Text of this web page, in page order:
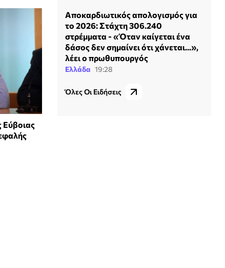
Εύβοιας
Αποκαρδιωτικός απολογισμός για
το 2026: Στάχτη 306.240
στρέμματα - «Όταν καίγεται ένα
δάσος δεν σημαίνει ότι χάνεται...»,
λέει ο πρωθυπουργός
Ελλάδα 19:28
Όλες Οι Ειδήσεις